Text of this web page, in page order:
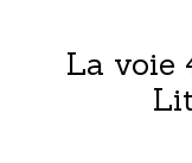
La voie